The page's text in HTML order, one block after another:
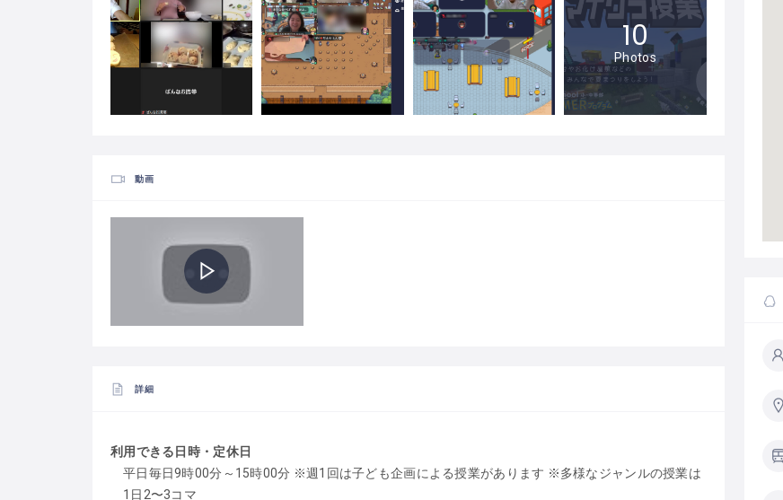
10
Photos
動画
詳細
利用できる日時・定休日
平日毎日9時00分～15時00分 ※週1回は子ども企画による授業があります ※多様なジャンルの授業は
1日2〜3コマ